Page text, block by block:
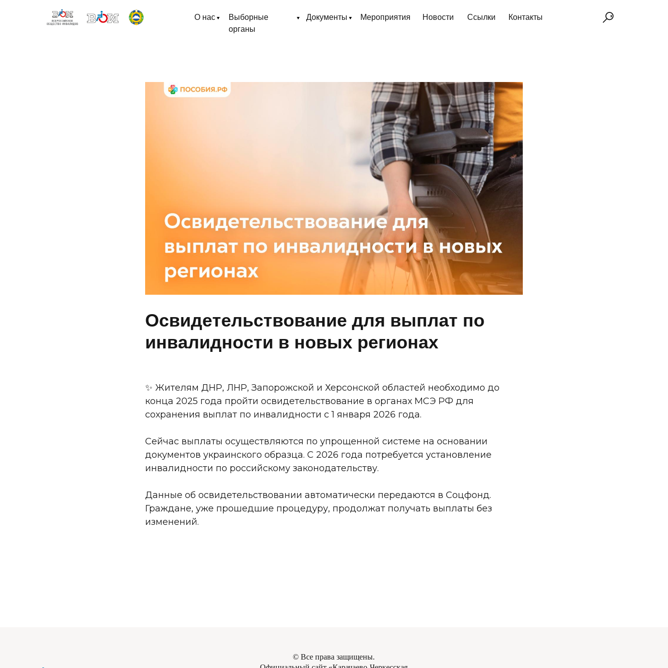
О нас
Выборные
органы
Документы Мероприятия Новости Ссылки Контакты
Освидетельствование для выплат по
инвалидности в новых регионах
✨ Жителям ДНР, ЛНР, Запорожской и Херсонской областей необходимо до
конца 2025 года пройти освидетельствование в органах МСЭ РФ для
сохранения выплат по инвалидности с 1 января 2026 года.
Сейчас выплаты осуществляются по упрощенной системе на основании
документов украинского образца. С 2026 года потребуется установление
инвалидности по российскому законодательству.
Данные об освидетельствовании автоматически передаются в Соцфонд.
Граждане, уже прошедшие процедуру, продолжат получать выплаты без
изменений.
© Все права защищены.